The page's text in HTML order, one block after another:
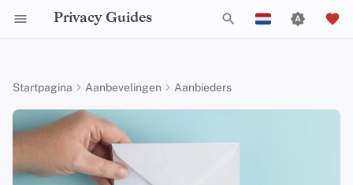
Privacy Guides
o
e
k
e
Español
Français
עִברִית
Waarom privacy
belangrijk is
Dreigingsmodellering
Introduction to
Inleiding tot DNS
Tor Overzicht
Android Overview
iOS Overzicht
DNS Filtering
Email Servers
Tor Browser
Desktop Browsers
Aanbevolen Providers
compatibele diensten
AI Chat
Agendasynchronisatie
Mobiele telefoons
Security Keys
Android Alternatieve Distributions
General Apps
Desktop/PC
Alternative Networks
Device Integrity
Activist Toolbox Check Your Laws
Choose Your Tools
Legal Resources
Data Protection
Over Privacy Guides
Donate
General Criteria
Donation Acceptance
Job Openings
Contributors
Schrijfgids
Technische gids
Startpagina Aanbevelingen Aanbieders